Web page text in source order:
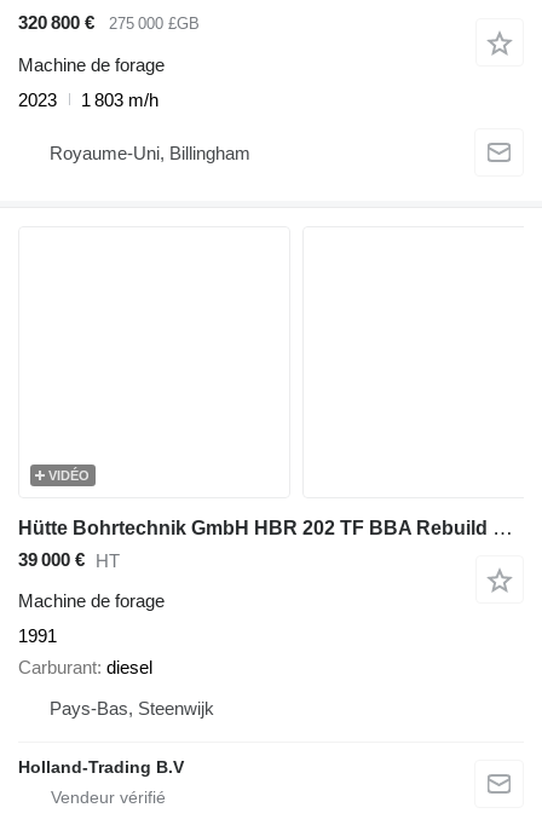
320 800 €
275 000 £GB
Machine de forage
2023
1 803 m/h
Royaume-Uni, Billingham
VIDÉO
Hütte Bohrtechnik GmbH HBR 202 TF BBA Rebuild Huette Bohrtechnik GmbH
39 000 € HT
Machine de forage
1991
Carburant diesel
Pays-Bas, Steenwijk
Holland-Trading B.V